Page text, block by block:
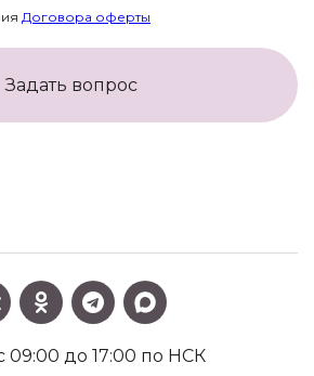
Договора оферты
Задать вопрос
09:00 до 17:00 по НСК